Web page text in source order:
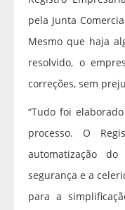
pela Junta
Mesmo que haja
resolvido, o
correções, sem
“Tudo foi
processo. O
automatização
segurança e a
para a